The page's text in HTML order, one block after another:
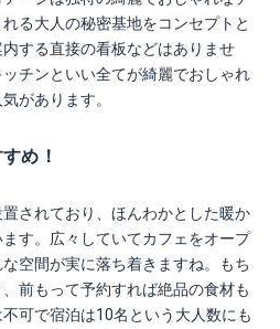
る大人の秘密基地をコンセプトと
する直接の看板などはありませ
チンといい全てが綺麗でおしゃれ
があります。
め！
されており、ほんわかとした暖か
す。広々していてカフェをオープ
空間が実に落ち着きますね。もち
前もって予約すれば絶品の食材も
可で宿泊は10名という大人数にも